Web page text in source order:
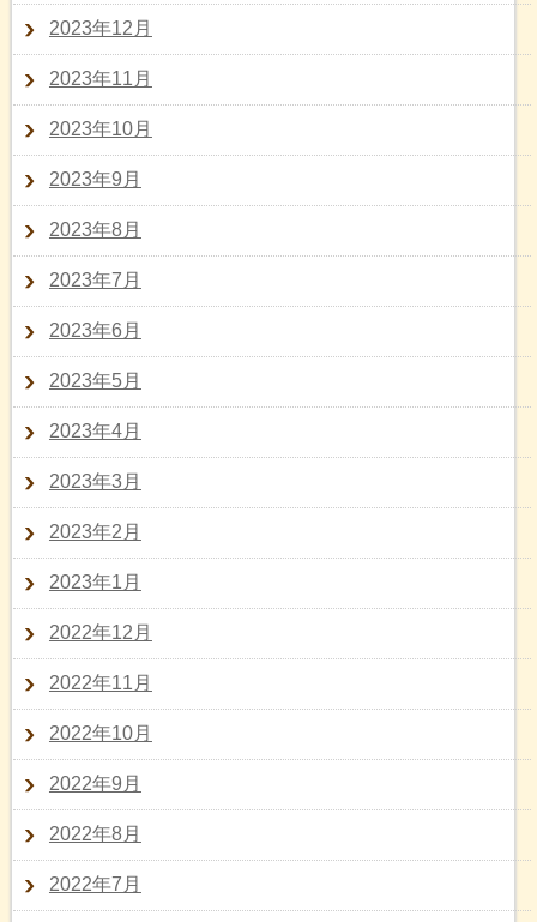
2023年12月
2023年11月
2023年10月
2023年9月
2023年8月
2023年7月
2023年6月
2023年5月
2023年4月
2023年3月
2023年2月
2023年1月
2022年12月
2022年11月
2022年10月
2022年9月
2022年8月
2022年7月